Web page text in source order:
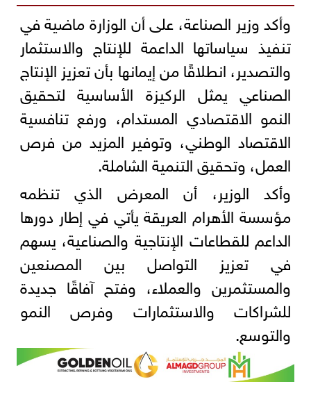
وأكد وزير الصناعة، على أن الوزارة ماضية في
تنفيذ سياساتها الداعمة للإنتاج والاستثمار
والتصدير، انطلاقًا من إيمانها بأن تعزيز الإنتاج
الصناعي يمثل الركيزة الأساسية لتحقيق
النمو الاقتصادي المستدام، ورفع تنافسية
الاقتصاد الوطني، وتوفير المزيد من فرص
العمل، وتحقيق التنمية الشاملة.
وأكد الوزير، أن المعرض الذي تنظمه
مؤسسة الأهرام العريقة يأتي في إطار دورها
الداعم للقطاعات الإنتاجية والصناعية، يسهم
في تعزيز التواصل بين المصنعين
والمستثمرين والعملاء، وفتح آفاقًا جديدة
للشراكات والاستثمارات وفرص النمو
والتوسع.